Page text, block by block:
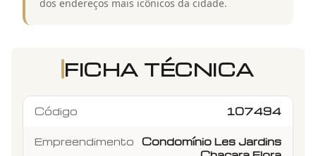
dos endereços mais icônicos da cidade.
FICHA TÉCNICA
Código 107494
Empreendimento
Condomínio Les Jardins